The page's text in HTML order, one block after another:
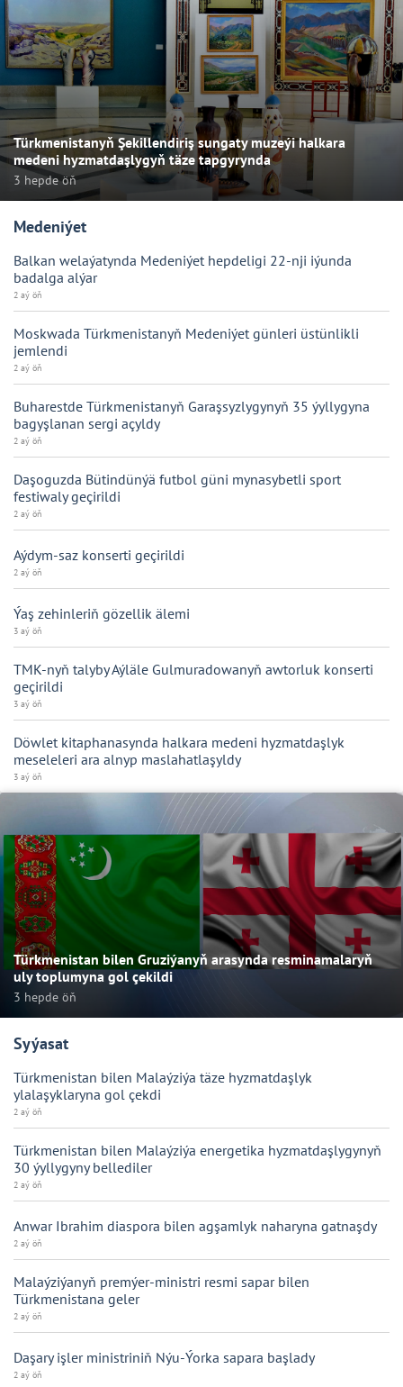
Türkmenistanyň Şekillendiriş sungaty muzeýi halkara
medeni hyzmatdaşlygyň täze tapgyrynda
3 hepde öň
Medeniýet
Balkan welaýatynda Medeniýet hepdeligi 22-nji iýunda
badalga alýar
2 aý öň
Moskwada Türkmenistanyň Medeniýet günleri üstünlikli
jemlendi
2 aý öň
Buharestde Türkmenistanyň Garaşsyzlygynyň 35 ýyllygyna
bagyşlanan sergi açyldy
2 aý öň
Daşoguzda Bütindünýä futbol güni mynasybetli sport
festiwaly geçirildi
2 aý öň
Aýdym-saz konserti geçirildi
2 aý öň
Ýaş zehinleriň gözellik älemi
3 aý öň
TMK-nyň talyby Aýläle Gulmuradowanyň awtorluk konserti
geçirildi
3 aý öň
Döwlet kitaphanasynda halkara medeni hyzmatdaşlyk
meseleleri ara alnyp maslahatlaşyldy
3 aý öň
Türkmenistan bilen Gruziýanyň arasynda resminamalaryň
uly toplumyna gol çekildi
3 hepde öň
Syýasat
Türkmenistan bilen Malaýziýa täze hyzmatdaşlyk
ylalaşyklaryna gol çekdi
2 aý öň
Türkmenistan bilen Malaýziýa energetika hyzmatdaşlygynyň
30 ýyllygyny bellediler
2 aý öň
Anwar Ibrahim diaspora bilen agşamlyk naharyna gatnaşdy
2 aý öň
Malaýziýanyň premýer-ministri resmi sapar bilen
Türkmenistana geler
2 aý öň
Daşary işler ministriniň Nýu-Ýorka sapara başlady
2 aý öň